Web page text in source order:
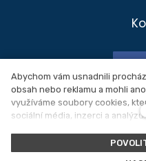
O
Ochrana osobních údajů
Abychom vám usnadnili
obsah nebo reklamu a mohli
využíváme soubory cookies,
sociální média, inzerci a
Podrobnější informace najdete
údajůa používání souborů